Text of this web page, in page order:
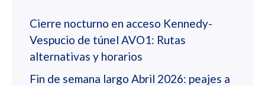
Cierre nocturno en acceso Kennedy-
Vespucio de túnel AVO1: Rutas
alternativas y horarios
Fin de semana largo Abril 2026: peajes a